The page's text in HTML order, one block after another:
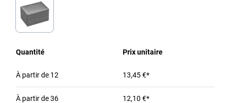
Quantité Prix unitaire
À partir de 12 13,45 €*
À partir de36 12,10 €*